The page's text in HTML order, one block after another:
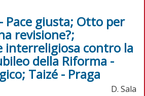
- Pace giusta; Otto per
revisione?;
interreligiosa contro la
della Riforma -
Taizé - Praga
D. Sala